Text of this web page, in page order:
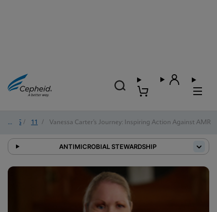
2025 / 11 / Vanessa Carter’s Journey: Inspiring Action Against AMR
ANTIMICROBIAL STEWARDSHIP